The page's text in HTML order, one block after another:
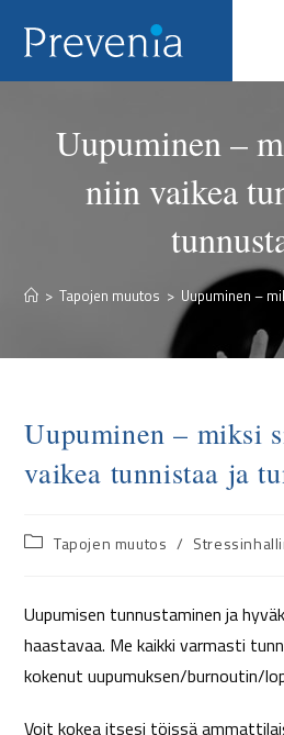
Uupuminen –
niin vaikea
> Tapojen muutos > Uupuminen –
Uupuminen – miksi
vaikea tunnistaa ja
Tapojen muutos /
Uupumisen tunnustaminen ja
haastavaa. Me kaikki varmasti
kokenut uupumuksen/burnoutin/
Voit kokea itsesi töissä